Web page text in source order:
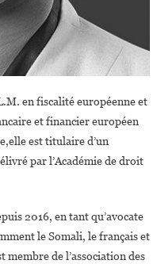
en fiscalité européenne et
et financier européen
est titulaire d’un
par l’Académie de droit
2016, en tant qu’avocate
le Somali, le français et
membre de l’association des